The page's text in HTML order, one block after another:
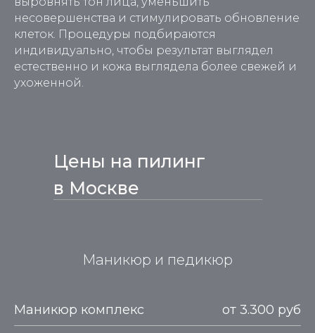
несовершенства и стимулировать обновление
клеток. Процедуры подбираются
индивидуально, чтобы результат выглядел
естественно и кожа выглядела более свежей и
ухоженной.
Цены на пилинг
в Москве
Маникюр и педикюр
Маникюр комплекс от 3.300 руб